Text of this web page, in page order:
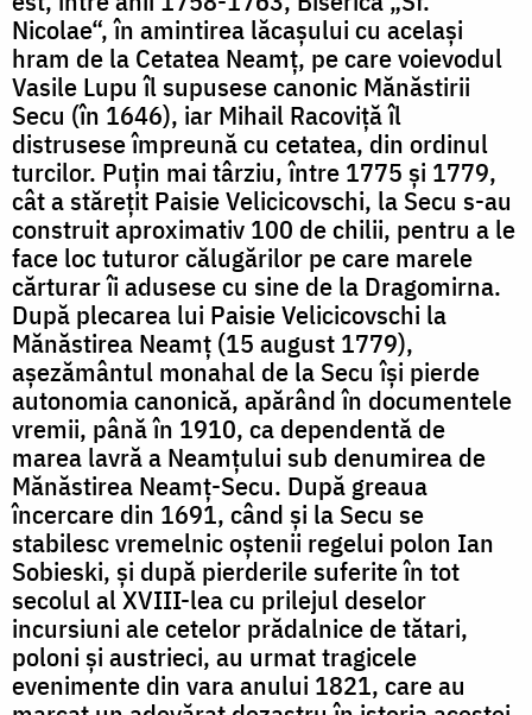
Nicolae“, în amintirea lăcașului cu același
hram de la Cetatea Neamț, pe care voievodul
Vasile Lupu îl supusese canonic Mănăstirii
Secu (în 1646), iar Mihail Racoviță îl
distrusese împreună cu cetatea, din ordinul
turcilor. Puțin mai târziu, între 1775 și 1779,
cât a stărețit Paisie Velicicovschi, la Secu s-au
construit aproximativ 100 de chilii, pentru a le
face loc tuturor călugărilor pe care marele
cărturar îi adusese cu sine de la Dragomirna.
După plecarea lui Paisie Velicicovschi la
Mănăstirea Neamț (15 august 1779),
așezământul monahal de la Secu își pierde
autonomia canonică, apărând în documentele
vremii, până în 1910, ca dependentă de
marea lavră a Neamțului sub denumirea de
Mănăstirea Neamț-Secu. După greaua
încercare din 1691, când și la Secu se
stabilesc vremelnic oștenii regelui polon Ian
Sobieski, și după pierderile suferite în tot
secolul al XVIII-lea cu prilejul deselor
incursiuni ale cetelor prădalnice de tătari,
poloni și austrieci, au urmat tragicele
evenimente din vara anului 1821, care au